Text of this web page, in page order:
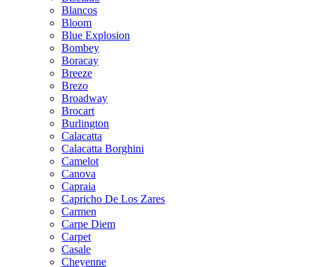
Blancos
Bloom
Blue Explosion
Bombey
Boracay
Breeze
Brezo
Broadway
Brocart
Burlington
Calacatta
Calacatta Borghini
Camelot
Canova
Capraia
Capricho De Los Zares
Carmen
Carpe Diem
Carpet
Casale
Cheyenne